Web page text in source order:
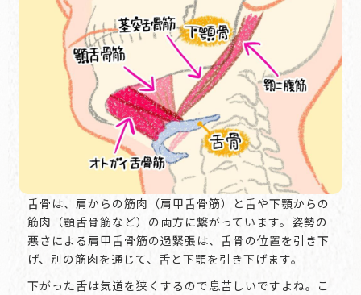
舌骨は、肩からの筋肉（肩甲舌骨筋）と舌や下顎からの
筋肉（顎舌骨筋など）の両方に繋がっています。姿勢の
悪さによる肩甲舌骨筋の過緊張は、舌骨の位置を引き下
げ、別の筋肉を通じて、舌と下顎を引き下げます。
下がった舌は気道を狭くするので息苦しいですよね。こ